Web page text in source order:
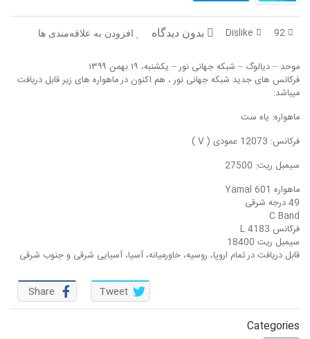
بازخوانی تاریخ
اسماء الحسنی
دیالوگ
در پرتو قرآن
دریچه
آموزش نور
واحد علمی – آموزش زبان عربی
92
Dislike بدون دیدگاه افزودن به علاقه‌مندی ها
موحد – دیالوگ – شبکه جهانی نور – یکشنبه، ۱۹ بهمن ۱۳۹۹
فرکانس های جدید شبکه جهانی نور ، هم اکنون در ماهواره های زیر قابل دریافت
میباشد:
ماهواره: یاه ست
فرکانس: 12073 عمودی ( V )
سیمبل ریت: 27500
ماهواره Yamal 601
49 درجه شرقی
C Band
فرکانس 4183 L
سیمبل ریت 18400
قابل دریافت در تمام اروپا، روسیه، خاورمیانه، آسیا، آسیایی شرقی و جنوب شرقی
Share Tweet
Categories